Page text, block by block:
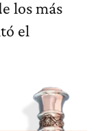
los más
el